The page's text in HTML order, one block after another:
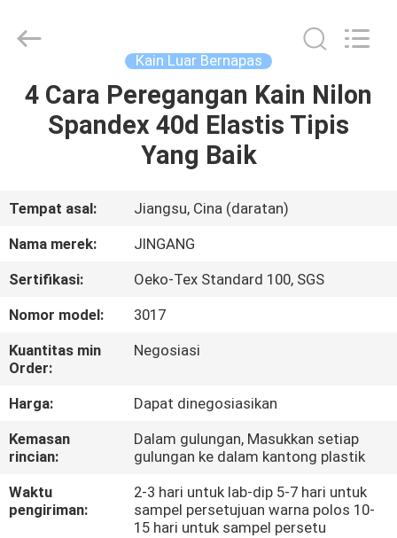
RUMAH
TENTANG
KAMI
TUR
PABRIK
KONTROL
KUALITAS
HUBUNGI
KAMI
Textile
Co.,Ltd.
Kain Luar Bernapas
4 Cara Peregangan Kain Nilon
Spandex 40d Elastis Tipis
Yang Baik
Tempat asal:
Jiangsu, Cina (daratan)
Nama merek:
JINGANG
Sertifikasi:
Oeko-Tex Standard 100, SGS
Nomor model:
3017
Kuantitas min
Order:
Negosiasi
Harga:
Dapat dinegosiasikan
Kemasan
rincian:
Dalam gulungan, Masukkan setiap
gulungan ke dalam kantong plastik
Waktu
pengiriman:
2-3 hari untuk lab-dip 5-7 hari untuk
sampel persetujuan warna polos 10-
15 hari untuk sampel persetu